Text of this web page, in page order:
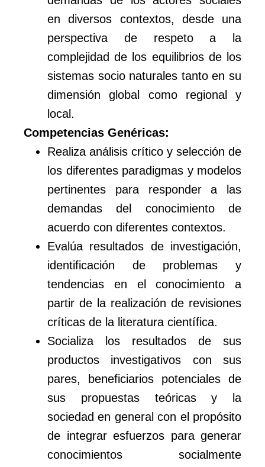
en diversos contextos, desde una
perspectiva de respeto a la
complejidad de los equilibrios de los
sistemas socio naturales tanto en su
dimensión global como regional y
local.
Competencias Genéricas:
Realiza análisis crítico y selección de
los diferentes paradigmas y modelos
pertinentes para responder a las
demandas del conocimiento de
acuerdo con diferentes contextos.
Evalúa resultados de investigación,
identificación de problemas y
tendencias en el conocimiento a
partir de la realización de revisiones
críticas de la literatura científica.
Socializa los resultados de sus
productos investigativos con sus
pares, beneficiarios potenciales de
sus propuestas teóricas y la
sociedad en general con el propósito
de integrar esfuerzos para generar
conocimientos socialmente